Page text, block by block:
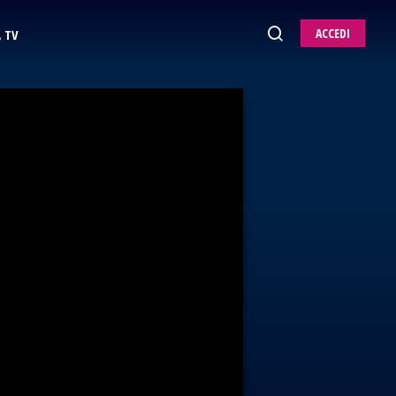
TV ACCEDI